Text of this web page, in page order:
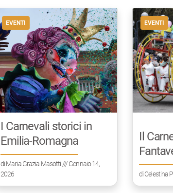
EVENTI
I Carnevali storici in
Emilia-Romagna
diMaria Grazia Masotti /// Gennaio 14,
2026
EVENTI
Il
dei
diCelestina